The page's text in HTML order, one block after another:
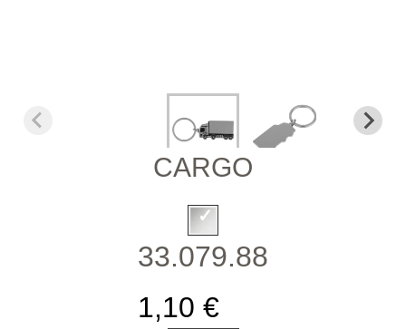
CARGO
33.079.88
1,10 €